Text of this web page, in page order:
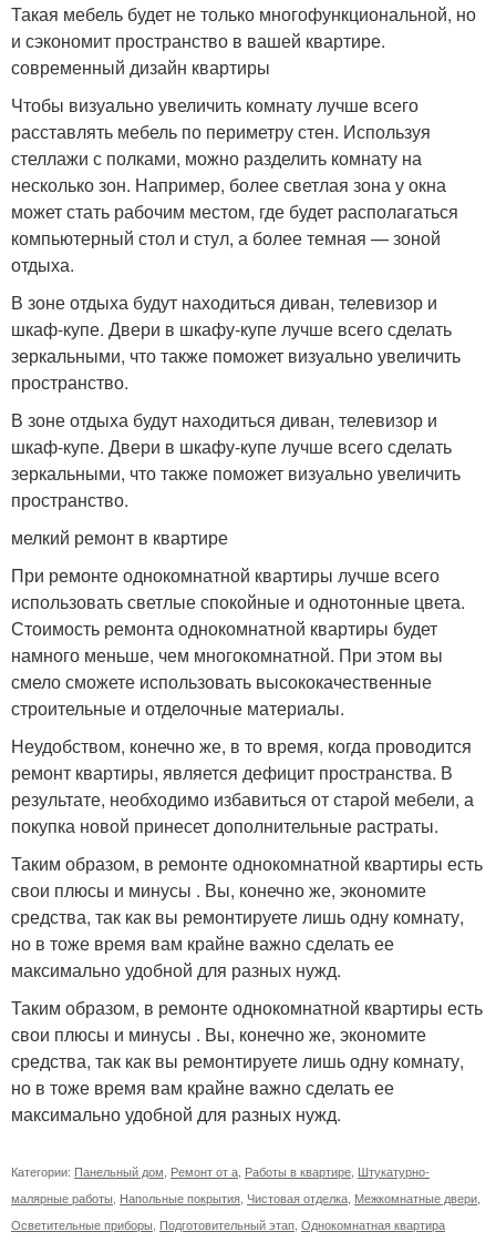
Такая мебель будет не только многофункциональной, но
и сэкономит пространство в вашей квартире.
современный дизайн квартиры
Чтобы визуально увеличить комнату лучше всего
расставлять мебель по периметру стен. Используя
стеллажи с полками, можно разделить комнату на
несколько зон. Например, более светлая зона у окна
может стать рабочим местом, где будет располагаться
компьютерный стол и стул, а более темная — зоной
отдыха.
В зоне отдыха будут находиться диван, телевизор и
шкаф-купе. Двери в шкафу-купе лучше всего сделать
зеркальными, что также поможет визуально увеличить
пространство.
В зоне отдыха будут находиться диван, телевизор и
шкаф-купе. Двери в шкафу-купе лучше всего сделать
зеркальными, что также поможет визуально увеличить
пространство.
мелкий ремонт в квартире
При ремонте однокомнатной квартиры лучше всего
использовать светлые спокойные и однотонные цвета.
Стоимость ремонта однокомнатной квартиры будет
намного меньше, чем многокомнатной. При этом вы
смело сможете использовать высококачественные
строительные и отделочные материалы.
Неудобством, конечно же, в то время, когда проводится
ремонт квартиры, является дефицит пространства. В
результате, необходимо избавиться от старой мебели, а
покупка новой принесет дополнительные растраты.
Таким образом, в ремонте однокомнатной квартиры есть
свои плюсы и минусы . Вы, конечно же, экономите
средства, так как вы ремонтируете лишь одну комнату,
но в тоже время вам крайне важно сделать ее
максимально удобной для разных нужд.
Таким образом, в ремонте однокомнатной квартиры есть
свои плюсы и минусы . Вы, конечно же, экономите
средства, так как вы ремонтируете лишь одну комнату,
но в тоже время вам крайне важно сделать ее
максимально удобной для разных нужд.
Категории: Панельный дом Ремонт от а Работы в квартире Штукатурно-
малярные работы Напольные покрытия Чистовая отделка Межкомнатные двери
Осветительные приборы Подготовительный этап Однокомнатная квартира